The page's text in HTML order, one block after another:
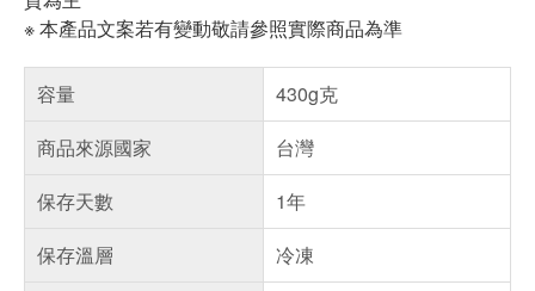
※ 本產品文案若有變動敬請參照實際商品為準
容量
430g克
商品來源國家
台灣
保存天數
1年
保存溫層
冷凍